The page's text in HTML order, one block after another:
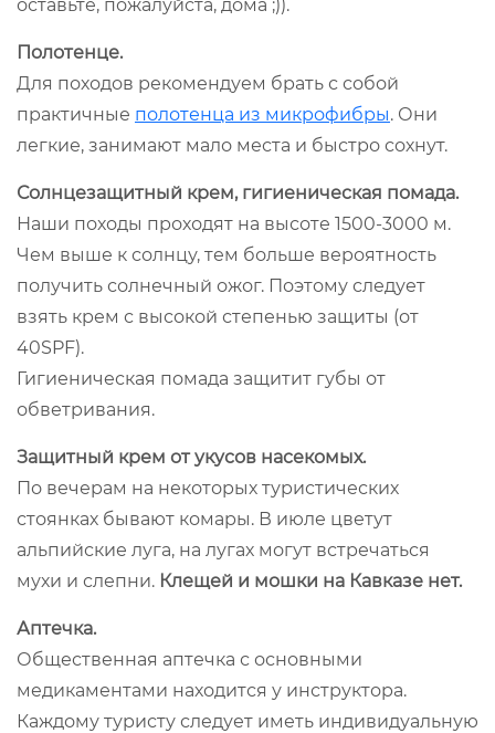
оставьте, пожалуйста, дома ;)).
Полотенце.
Для походов рекомендуем брать с собой
практичные полотенца из микрофибры. Они
легкие, занимают мало места и быстро сохнут.
Солнцезащитный крем, гигиеническая помада.
Наши походы проходят на высоте 1500-3000 м.
Чем выше к солнцу, тем больше вероятность
получить солнечный ожог. Поэтому следует
взять крем с высокой степенью защиты (от
40SPF).
Гигиеническая помада защитит губы от
обветривания.
Защитный крем от укусов насекомых.
По вечерам на некоторых туристических
стоянках бывают комары. В июле цветут
альпийские луга, на лугах могут встречаться
мухи и слепни. Клещей и мошки на Кавказе нет.
Аптечка.
Общественная аптечка с основными
медикаментами находится у инструктора.
Каждому туристу следует иметь индивидуальную